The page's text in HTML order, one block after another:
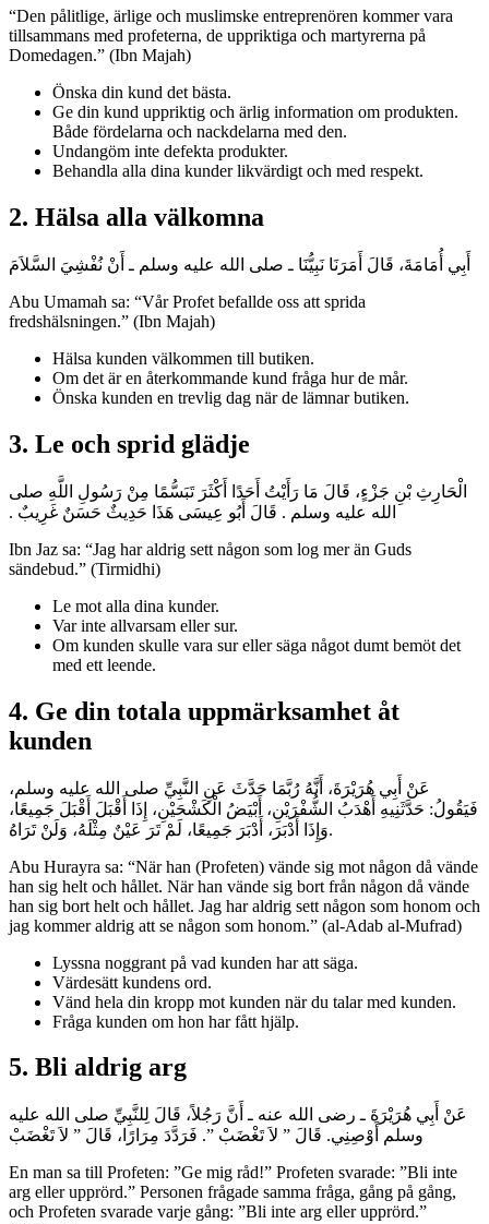
“Den pålitlige, ärlige och muslimske entreprenören kommer vara
tillsammans med profeterna, de uppriktiga och martyrerna på
Domedagen.” (Ibn Majah)
Önska din kund det bästa.
Ge din kund uppriktig och ärlig information om produkten.
Både fördelarna och nackdelarna med den.
Undangöm inte defekta produkter.
Behandla alla dina kunder likvärdigt och med respekt.
2. Hälsa alla välkomna
أَبِي أُمَامَةَ، قَالَ أَمَرَنَا نَبِيُّنَا ـ صلى الله عليه وسلم ـ أَنْ نُفْشِيَ السَّلاَمَ
Abu Umamah sa: “Vår Profet befallde oss att sprida
fredshälsningen.” (Ibn Majah)
Hälsa kunden välkommen till butiken.
Om det är en återkommande kund fråga hur de mår.
Önska kunden en trevlig dag när de lämnar butiken.
3. Le och sprid glädje
الْحَارِثِ بْنِ جَزْءٍ، قَالَ مَا رَأَيْتُ أَحَدًا أَكْثَرَ تَبَسُّمًا مِنْ رَسُولِ اللَّهِ صلى
الله عليه وسلم ‏.‏ قَالَ أَبُو عِيسَى هَذَا حَدِيثٌ حَسَنٌ غَرِيبٌ ‏.‏
Ibn Jaz sa: “Jag har aldrig sett någon som log mer än Guds
sändebud.” (Tirmidhi)
Le mot alla dina kunder.
Var inte allvarsam eller sur.
Om kunden skulle vara sur eller säga något dumt bemöt det
med ett leende.
4. Ge din totala uppmärksamhet åt
kunden
عَنْ أَبِي هُرَيْرَةَ، أَنَّهُ رُبَّمَا حَدَّثَ عَنِ النَّبِيِّ صلى الله عليه وسلم،
فَيَقُولُ‏:‏ حَدَّثَنِيهِ أَهْدَبُ الشُّفْرَيْنِ، أَبْيَضُ الْكَشْحَيْنِ، إِذَا أَقْبَلَ أَقْبَلَ جَمِيعًا،
وَإِذَا أَدْبَرَ، أَدْبَرَ جَمِيعًا، لَمْ تَرَ عَيْنٌ مِثْلَهُ، وَلَنْ تَرَاهُ‏.
Abu Hurayra sa: “När han (Profeten) vände sig mot någon då vände
han sig helt och hållet. När han vände sig bort från någon då vände
han sig bort helt och hållet. Jag har aldrig sett någon som honom och
jag kommer aldrig att se någon som honom.” (al-Adab al-Mufrad)
Lyssna noggrant på vad kunden har att säga.
Värdesätt kundens ord.
Vänd hela din kropp mot kunden när du talar med kunden.
Fråga kunden om hon har fått hjälp.
5. Bli aldrig arg
عَنْ أَبِي هُرَيْرَةَ ـ رضى الله عنه ـ أَنَّ رَجُلاً، قَالَ لِلنَّبِيِّ صلى الله عليه
وسلم أَوْصِنِي‏.‏ قَالَ ‏”‏ لاَ تَغْضَبْ ‏”‏‏.‏ فَرَدَّدَ مِرَارًا، قَالَ ‏”‏ لاَ تَغْضَبْ
En man sa till Profeten: ”Ge mig råd!” Profeten svarade: ”Bli inte
arg eller upprörd.” Personen frågade samma fråga, gång på gång,
och Profeten svarade varje gång: ”Bli inte arg eller upprörd.”